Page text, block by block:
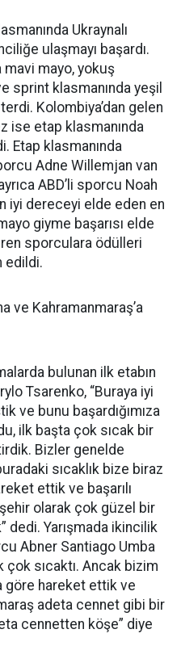
Ukraynalı
ulaşmayı başardı.
mayo, yokuş
sprint klasmanında yeşil
Kolombiya’dan gelen
ise etap klasmanında
Etap klasmanında
Adne Willemjan van
ABD’li sporcu Noah
iyi dereceyi elde eden en
giyme başarısı elde
sporculara ödülleri
edildi.
ve Kahramanmaraş’a
bulunan ilk etabın
Tsarenko, “Buraya iyi
ve bunu başardığımıza
ilk başta çok sıcak bir
Bizler genelde
sıcaklık bize biraz
ettik ve başarılı
olarak çok güzel bir
dedi. Yarışmada ikincilik
Abner Santiago Umba
çok sıcaktı. Ancak bizim
göre hareket ettik ve
adeta cennet gibi bir
cennetten köşe” diye